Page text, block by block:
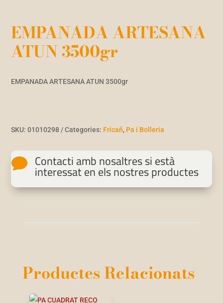
EMPANADA ARTESANA
ATUN 3500gr
EMPANADA ARTESANA ATUN 3500gr
SKU:01010298 Categories: Fricañ, Pa i Bolleria
 Contacti amb nosaltres si està
interessat en els nostres productes
Productes Relacionats